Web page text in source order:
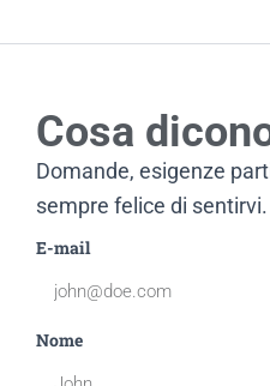
Cosa
Domande, esigenze
sempre felice di sentirvi.
E-mail
Nome